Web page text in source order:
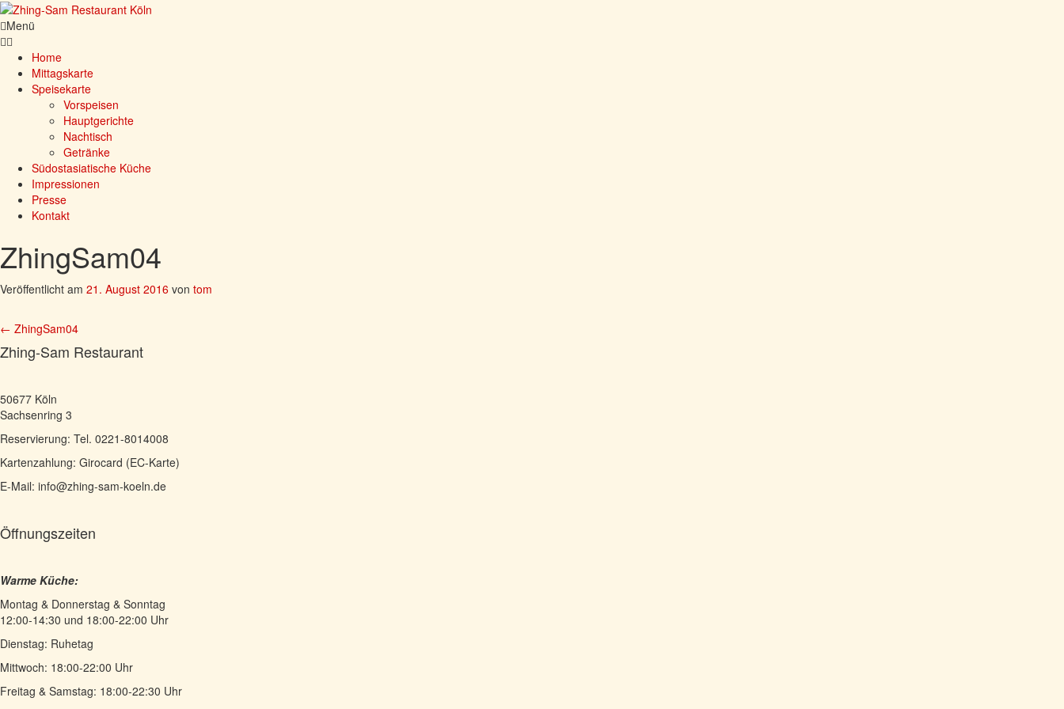
Menü
Home
Mittagskarte
Speisekarte
Vorspeisen
Hauptgerichte
Nachtisch
Getränke
Südostasiatische Küche
Impressionen
Presse
Kontakt
ZhingSam04
Veröffentlicht am 21. August 2016 von tom
Beitrag
Navigation
← ZhingSam04
Zhing-Sam Restaurant
50677 Köln
Sachsenring 3
Reservierung: Tel. 0221-8014008
Kartenzahlung: Girocard (EC-Karte)
E-Mail: info@zhing-sam-koeln.de
Öffnungszeiten
Warme Küche:
Montag & Donnerstag & Sonntag
12:00-14:30 und 18:00-22:00 Uhr
Dienstag: Ruhetag
Mittwoch: 18:00-22:00 Uhr
Freitag & Samstag: 18:00-22:30 Uhr